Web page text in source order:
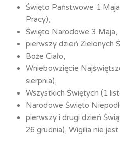
Święto Państwowe 1
Pracy),
Święto Narodowe 3 Maja,
pierwszy dzień Zielonych
Boże Ciało,
Wniebowzięcie
sierpnia),
Wszystkich Świętych (1
Narodowe Święto
pierwszy i drugi dzień
26 grudnia), Wigilia nie